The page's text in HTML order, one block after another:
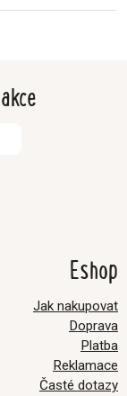
Eshop
Jak nakupovat
Doprava
Platba
Reklamace
Časté dotazy